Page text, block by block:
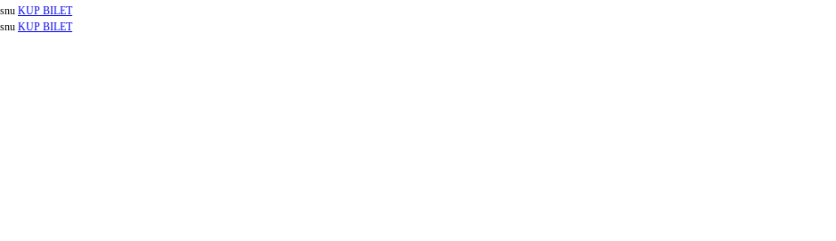
KUP BILET
KUP BILET